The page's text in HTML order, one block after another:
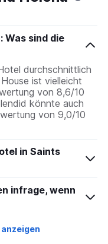
Was sind die
durchschnittlich
ist vielleicht
von 8,6/10
könnte auch
von 9,0/10
in Saints
infrage, wenn